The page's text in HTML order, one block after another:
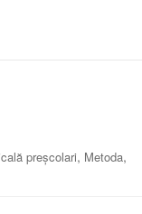
preșcolari, Metoda,